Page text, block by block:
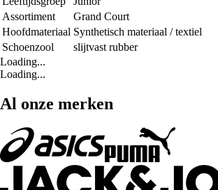
Assortiment
Grand Court
Hoofdmateriaal Synthetisch materiaal / textiel
Schoenzool
slijtvast rubber
Loading...
Loading...
Al onze merken